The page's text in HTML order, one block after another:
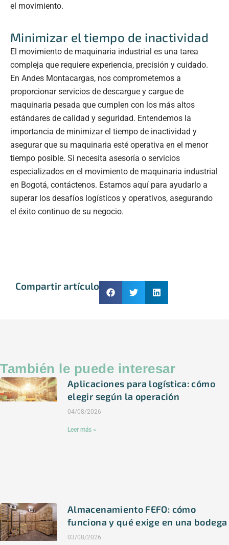
el movimiento.
Minimizar el tiempo de inactividad
El movimiento de maquinaria industrial es una tarea
compleja que requiere experiencia, precisión y cuidado.
En Andes Montacargas, nos comprometemos a
proporcionar servicios de descargue y cargue de
maquinaria pesada que cumplen con los más altos
estándares de calidad y seguridad. Entendemos la
importancia de minimizar el tiempo de inactividad y
asegurar que su maquinaria esté operativa en el menor
tiempo posible. Si necesita asesoría o servicios
especializados en el movimiento de maquinaria industrial
en Bogotá, contáctenos. Estamos aquí para ayudarlo a
superar los desafíos logísticos y operativos, asegurando
el éxito continuo de su negocio.
Compartir artículo
También le puede interesar
Aplicaciones para logística: cómo
elegir según la operación
04/08/2026
Leer más »
Almacenamiento FEFO: cómo
funciona y qué exige en una bodega
03/08/2026